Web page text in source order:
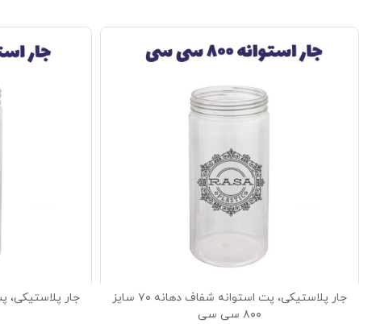
جار پلاستیکی، پت استوانه شفاف دهانه ۷۰ سایز
۸۰۰ سی سی